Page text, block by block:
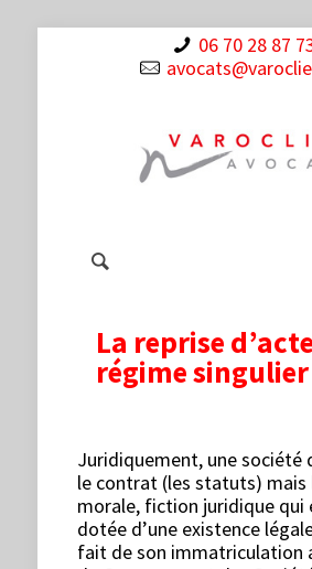
06 70 28 87
La reprise
régime singulier
Juridiquement, une société
le contrat (les statuts) mais
morale, fiction juridique qui
dotée d’une existence
fait de son immatriculation